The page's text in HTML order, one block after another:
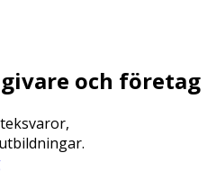
och företag